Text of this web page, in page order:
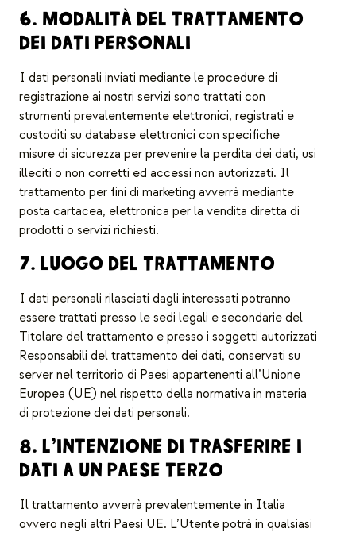
6. MODALITÀ DEL TRATTAMENTO
DEI DATI PERSONALI
I dati personali inviati mediante le procedure di
registrazione ai nostri servizi sono trattati con
strumenti prevalentemente elettronici, registrati e
custoditi su database elettronici con specifiche
misure di sicurezza per prevenire la perdita dei dati, usi
illeciti o non corretti ed accessi non autorizzati. Il
trattamento per fini di marketing avverrà mediante
posta cartacea, elettronica per la vendita diretta di
prodotti o servizi richiesti.
7. LUOGO DEL TRATTAMENTO
I dati personali rilasciati dagli interessati potranno
essere trattati presso le sedi legali e secondarie del
Titolare del trattamento e presso i soggetti autorizzati
Responsabili del trattamento dei dati, conservati su
server nel territorio di Paesi appartenenti all’Unione
Europea (UE) nel rispetto della normativa in materia
di protezione dei dati personali.
8. L’INTENZIONE DI TRASFERIRE I
DATI A UN PAESE TERZO
Il trattamento avverrà prevalentemente in Italia
ovvero negli altri Paesi UE. L’Utente potrà in qualsiasi